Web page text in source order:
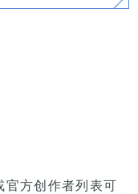
官方创作者列表可